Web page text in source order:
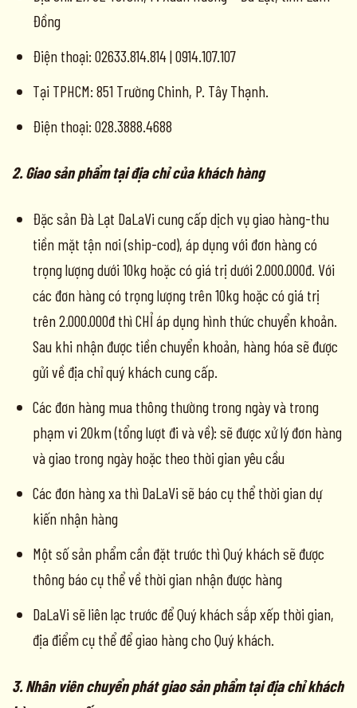
Đồng
Điện thoại: 02633.814.814 | 0914.107.107
Tại TPHCM: 851 Trường Chinh, P. Tây Thạnh.
Điện thoại: 028.3888.4688
2. Giao sản phẩm tại địa chỉ của khách hàng
Đặc sản Đà Lạt DaLaVi cung cấp dịch vụ giao hàng-thu
tiền mặt tận nơi (ship-cod), áp dụng với đơn hàng có
trọng lượng dưới 10kg hoặc có giá trị dưới 2.000.000đ. Với
các đơn hàng có trọng lượng trên 10kg hoặc có giá trị
trên 2.000.000đ thì CHỈ áp dụng hình thức chuyển khoản.
Sau khi nhận được tiền chuyển khoản, hàng hóa sẽ được
gửi về địa chỉ quý khách cung cấp.
Các đơn hàng mua thông thường trong ngày và trong
phạm vi 20km (tổng lượt đi và về): sẽ được xử lý đơn hàng
và giao trong ngày hoặc theo thời gian yêu cầu
Các đơn hàng xa thì DaLaVi sẽ báo cụ thể thời gian dự
kiến nhận hàng
Một số sản phẩm cần đặt trước thì Quý khách sẽ được
thông báo cụ thể về thời gian nhận được hàng
DaLaVi sẽ liên lạc trước để Quý khách sắp xếp thời gian,
địa điểm cụ thể để giao hàng cho Quý khách.
3. Nhân viên chuyển phát giao sản phẩm tại địa chỉ khách